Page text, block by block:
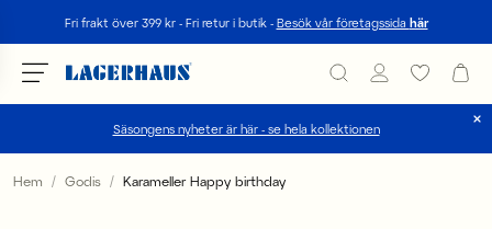
Fri frakt över 399 kr - Fri retur i butik - Besök vår företagssida här
Säsongens nyheter är här - se hela kollektionen
Välj språk / valuta
Hem Godis
Karameller Happy birthday